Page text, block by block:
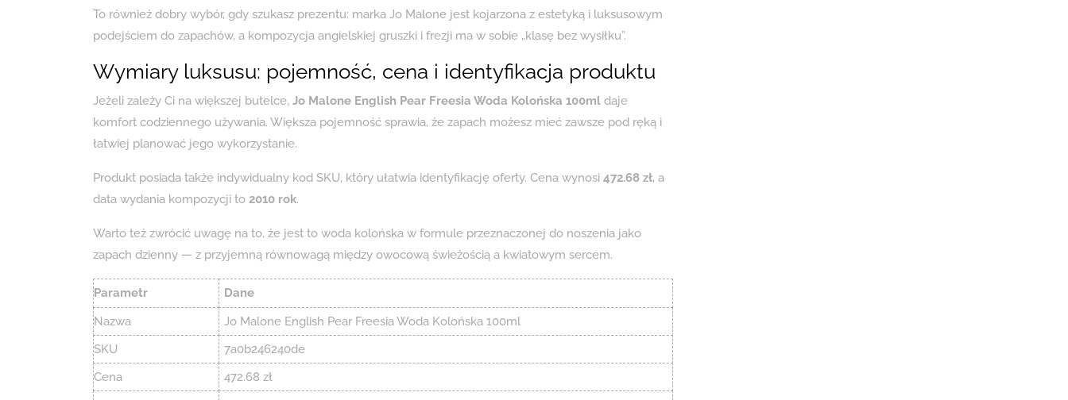
To również dobry wybór, gdy szukasz prezentu: marka Jo Malone jest kojarzona z estetyką i luksusowym
podejściem do zapachów, a kompozycja angielskiej gruszki i frezji ma w sobie „klasę bez wysiłku”.
Wymiary luksusu: pojemność, cena i identyfikacja produktu
Jeżeli zależy Ci na większej butelce, Jo Malone English Pear Freesia Woda Kolońska 100ml daje
komfort codziennego używania. Większa pojemność sprawia, że zapach możesz mieć zawsze pod ręką i
łatwiej planować jego wykorzystanie.
Produkt posiada także indywidualny kod SKU, który ułatwia identyfikację oferty. Cena wynosi 472.68 zł, a
data wydania kompozycji to 2010 rok.
Warto też zwrócić uwagę na to, że jest to woda kolońska w formule przeznaczonej do noszenia jako
zapach dzienny — z przyjemną równowagą między owocową świeżością a kwiatowym sercem.
Parametr
Dane
Nazwa
Jo Malone English Pear Freesia Woda Kolońska 100ml
SKU
7a0b246240de
Cena
472.68 zł